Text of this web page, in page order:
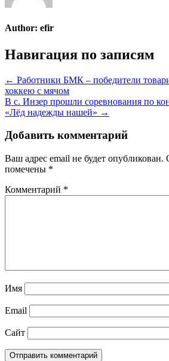
Author: efir
Навигация по записям
← Работники БМК – победители
хоккею с мячом
В с. Инзер прошли соревнования по
«Лёд надежды нашей» →
Добавить комментарий
Ваш адрес email не будет опубликован.
помечены *
Комментарий *
Имя
Email
Сайт